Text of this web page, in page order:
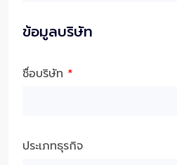
ข้อมูลบริษัท
ชื่อบริษัท *
ประเภทธุรกิจ